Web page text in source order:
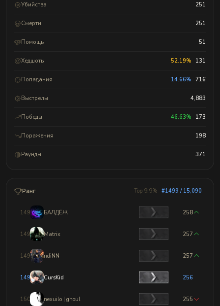
Убийства 251
Смерти 251
Помощь 51
Хедшоты 52.19% 131
Попадания 14.66% 716
Выстрелы 4,883
Победы 46.63% 173
Поражения 198
Раунды 371
Ранг Top 9.9% #1499 / 15,090
1496 БАЛДЁЖ 258
1497 Matrix 257
1498 ndiNN 257
1499 CursKid 256
1500 nexuilo | ghoul 255